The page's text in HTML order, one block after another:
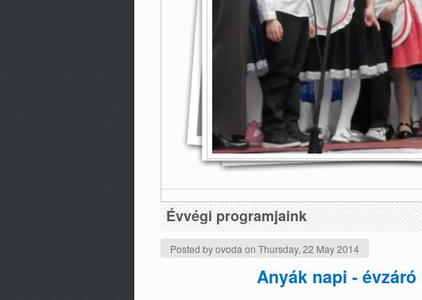
Évvégi programjaink
Posted byovoda on Thursday, 22 May 2014
Anyák napi -